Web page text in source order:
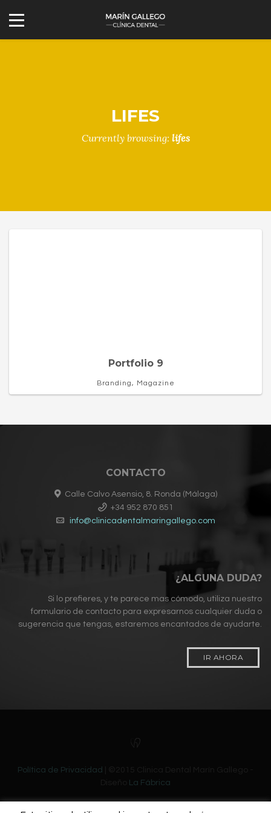
LIFES
Currently browsing: lifes
Portfolio 9
Branding, Magazine
CONTACTO
Calle Calvo Asensio, 8. Ronda (Málaga)
+34 952 870 851
info@clinicadentalmaringallego.com
¿ALGUNA DUDA?
Si lo prefieres, y te parece mas cómodo, utiliza nuestro
formulario de contacto para expresarnos cualquier duda o
sugerencia que tengas, estaremos encantados de ayudarte.
IR AHORA
Política de Privacidad
La Fábrica